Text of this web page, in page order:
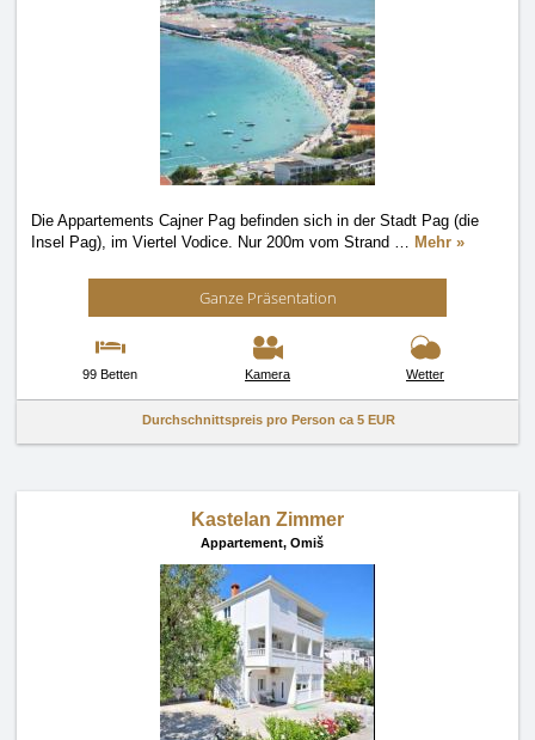
Die Appartements Cajner Pag befinden sich in der Stadt Pag (die
Insel Pag), im Viertel Vodice. Nur 200m vom Strand … Mehr »
Ganze Präsentation
99 Betten Kamera Wetter
Durchschnittspreis pro Person ca 5 EUR
Kastelan Zimmer
Appartement, Omiš